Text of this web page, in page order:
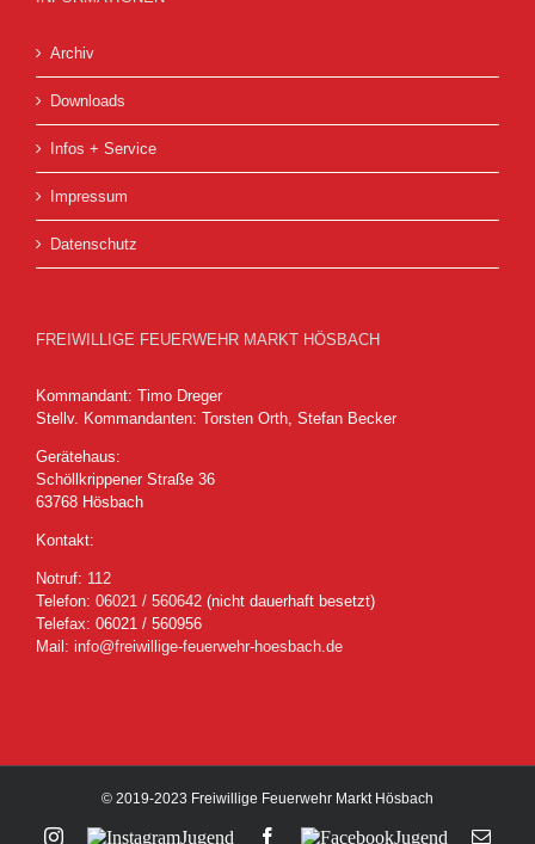
Archiv
Downloads
Infos + Service
Impressum
Datenschutz
FREIWILLIGE FEUERWEHR MARKT HÖSBACH
Kommandant: Timo Dreger
Stellv. Kommandanten: Torsten Orth, Stefan Becker
Gerätehaus:
Schöllkrippener Straße 36
63768 Hösbach
Kontakt:
Notruf: 112
Telefon: 06021 / 560642 (nicht dauerhaft besetzt)
Telefax: 06021 / 560956
Mail: info@freiwillige-feuerwehr-hoesbach.de
© 2019-2023 Freiwillige Feuerwehr Markt Hösbach
Instagram
Instagram Facebook
Facebook E-